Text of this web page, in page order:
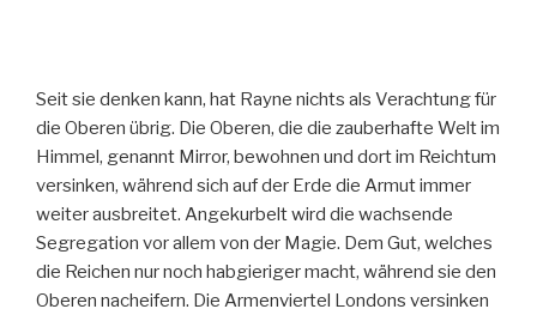
Seit sie denken kann, hat Rayne nichts als Verachtung für
die Oberen übrig. Die Oberen, die die zauberhafte Welt im
Himmel, genannt Mirror, bewohnen und dort im Reichtum
versinken, während sich auf der Erde die Armut immer
weiter ausbreitet. Angekurbelt wird die wachsende
Segregation vor allem von der Magie. Dem Gut, welches
die Reichen nur noch habgieriger macht, während sie den
Oberen nacheifern. Die Armenviertel Londons versinken